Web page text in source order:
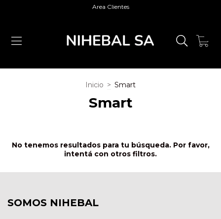
Area Clientes
Inicio > Smart
Smart
No tenemos resultados para tu búsqueda. Por favor,
intentá con otros filtros.
SOMOS NIHEBAL